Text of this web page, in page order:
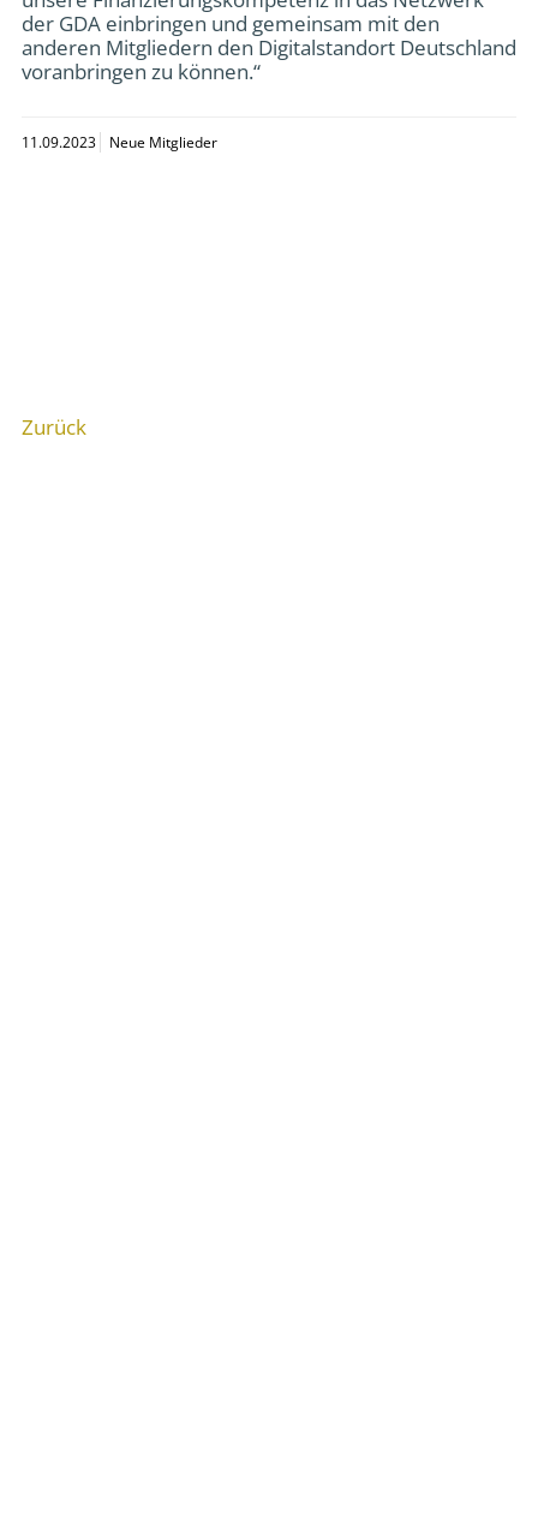
der GDA einbringen und gemeinsam mit den
anderen Mitgliedern den Digitalstandort Deutschland
voranbringen zu können.“
11.09.2023 Neue Mitglieder
Zurück